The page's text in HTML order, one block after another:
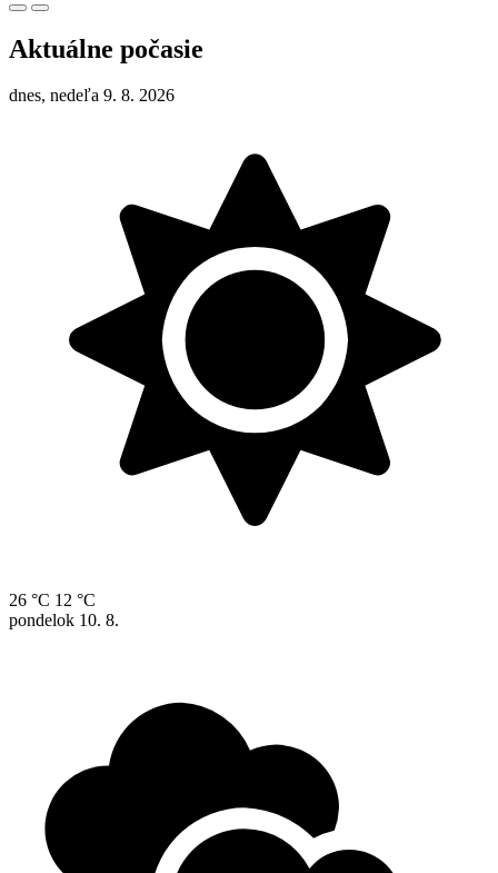
Aktuálne počasie
dnes, nedeľa 9. 8. 2026
26 °C 12 °C
pondelok 10. 8.